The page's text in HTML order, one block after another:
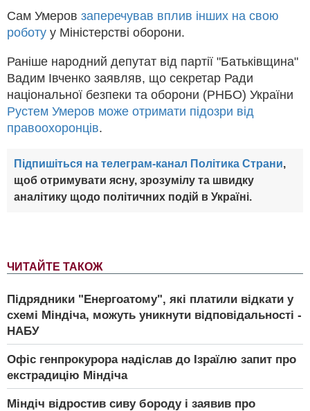
ЧИТАЙТЕ ТАКОЖ
Підрядники "Енергоатому", які платили відкати у
схемі Міндіча, можуть уникнути відповідальності -
НАБУ
Офіс генпрокурора надіслав до Ізраїлю запит про
екстрадицію Міндіча
Міндіч відростив сиву бороду і заявив про
Сам Умеров заперечував вплив інших на свою
роботу у Міністерстві оборони.
Раніше народний депутат від партії "Батьківщина"
Вадим Івченко заявляв, що секретар Ради
національної безпеки та оборони (РНБО) України
Рустем Умеров може отримати підозри від
правоохоронців.
Підпишіться на телеграм-канал Політика Страни,
щоб отримувати ясну, зрозумілу та швидку
аналітику щодо політичних подій в Україні.